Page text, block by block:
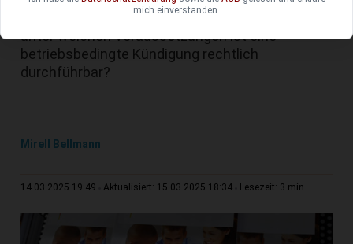
Kündigungen und die Zahl der Arbeitslosen. Doch
unter welchen Voraussetzungen ist eine
betriebsbedingte Kündigung rechtlich
durchführbar?
Mirell Bellmann
14.03.2025 19:49 Aktualisiert: 15.03.2025 18:34 Lesezeit: 3 min
mich einverstanden.